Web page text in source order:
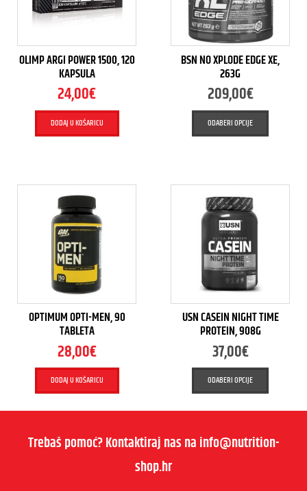
OLIMP ARGI POWER 1500, 120
KAPSULA
24,00€
DODAJ U KOŠARICU
BSN NO XPLODE EDGE XE,
263G
209,00€
ODABERI OPCIJE
OPTIMUM OPTI-MEN, 90
TABLETA
28,00€
DODAJ U KOŠARICU
USN CASEIN NIGHT TIME
PROTEIN, 908G
37,00€
ODABERI OPCIJE
Trebaš pomoć? Kontaktiraj nas na info@nutrition-
shop.hr